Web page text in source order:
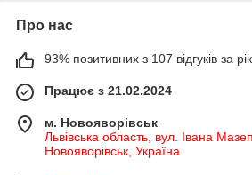
Про нас
93% позитивних з 107 відгуків за рік
Працює з 21.02.2024
м. Новояворівськ
Львівська область, вул. Івана
Новояворівськ, Україна